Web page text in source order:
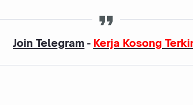
Join Telegram - Kerja Kosong